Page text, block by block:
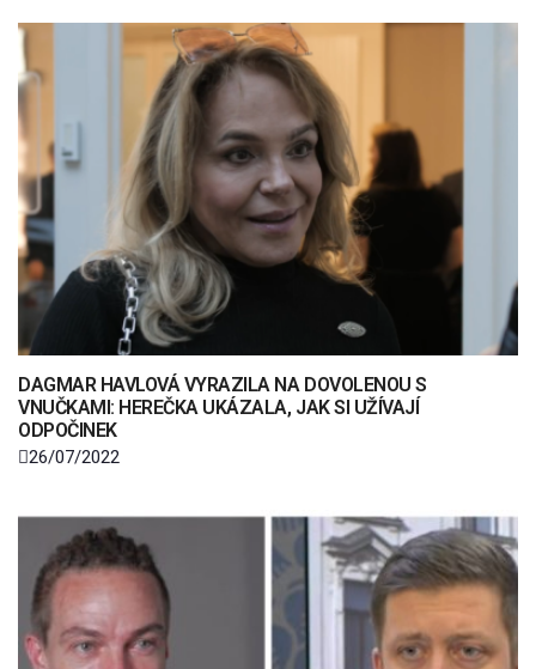
DAGMAR HAVLOVÁ VYRAZILA NA DOVOLENOU S
VNUČKAMI: HEREČKA UKÁZALA, JAK SI UŽÍVAJÍ
ODPOČINEK
26/07/2022